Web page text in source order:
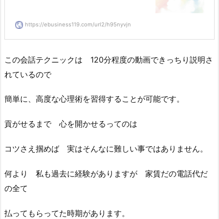
https://ebusiness119.com/url2/h95nyvjn
この会話テクニックは 120分程度の動画できっちり説明さ
れているので
簡単に、高度な心理術を習得することが可能です。
貢がせるまで 心を開かせるってのは
コツさえ掴めば 実はそんなに難しい事ではありません。
何より 私も過去に経験がありますが 家賃だの電話代だ
の全て
払ってもらってた時期があります。